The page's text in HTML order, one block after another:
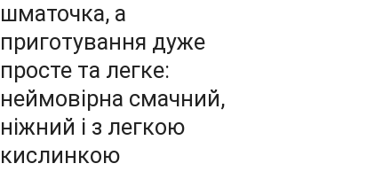
шматочка, а
приготування дуже
просте та легке:
неймовірна смачний,
ніжний і з легкою
кислинкою